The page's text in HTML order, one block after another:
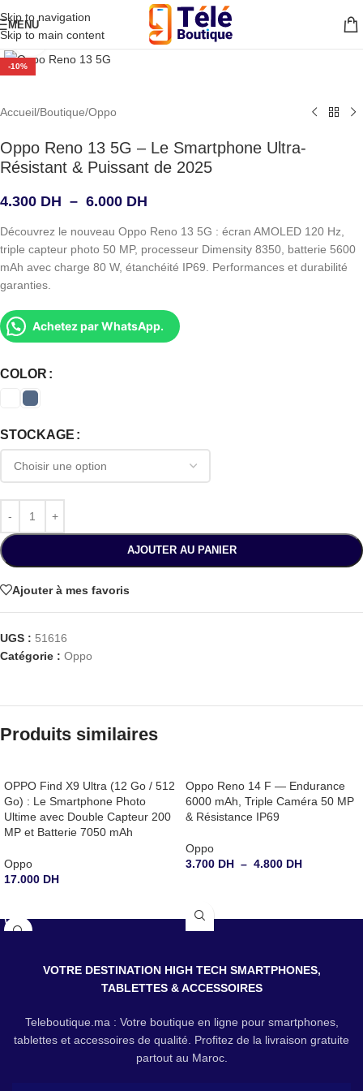
Skip to navigation
Skip to main content
MENU
-10%
Agrandir
Accueil/Boutique/Oppo
Oppo Reno 13 5G – Le Smartphone Ultra-
Résistant & Puissant de 2025
4.300 DH – 6.000 DH
Découvrez le nouveau Oppo Reno 13 5G : écran AMOLED 120 Hz,
triple capteur photo 50 MP, processeur Dimensity 8350, batterie 5600
mAh avec charge 80 W, étanchéité IP69. Performances et durabilité
garanties.
Achetez par WhatsApp.
COLOR
STOCKAGE
AJOUTER AU PANIER
Ajouter à mes favoris
UGS : 51616
Catégorie : Oppo
Produits similaires
OPPO Find X9 Ultra (12 Go / 512
Go) : Le Smartphone Photo
Ultime avec Double Capteur 200
MP et Batterie 7050 mAh
Oppo
17.000 DH
Oppo Reno 14 F — Endurance
6000 mAh, Triple Caméra 50 MP
& Résistance IP69
Oppo
3.700 DH – 4.800 DH
VOTRE DESTINATION HIGH TECH SMARTPHONES,
TABLETTES & ACCESSOIRES
Teleboutique.ma : Votre boutique en ligne pour smartphones,
tablettes et accessoires de qualité. Profitez de la livraison gratuite
partout au Maroc.